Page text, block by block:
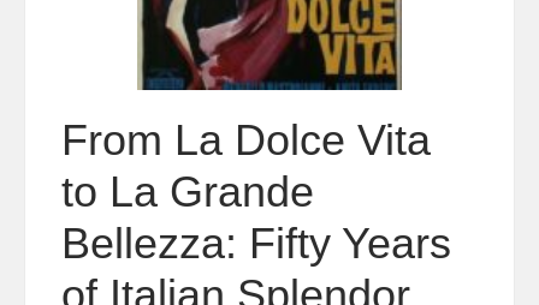
From La Dolce Vita
to La Grande
Bellezza: Fifty Years